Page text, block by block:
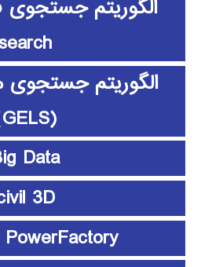
الگوریتم
(GELS)
Data
3D
PowerFactory